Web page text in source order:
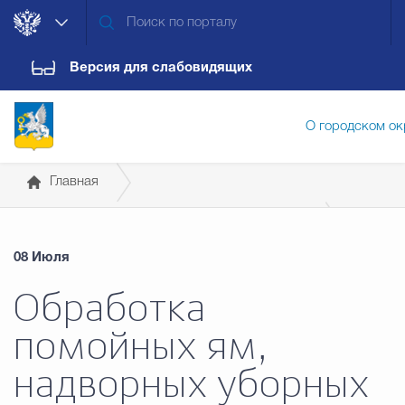
Версия для слабовидящих
О городском
Новости Обращения граждан
Главная
Роспотребнадзор
08 Июля
Обработка
помойных ям,
надворных уборных